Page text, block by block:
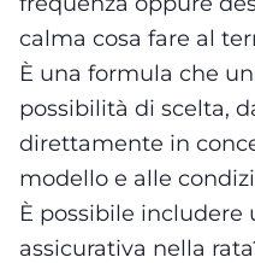
calma cosa fare al
È una formula che
possibilità di scelta,
direttamente in
modello e alle
È possibile includere
assicurativa nella